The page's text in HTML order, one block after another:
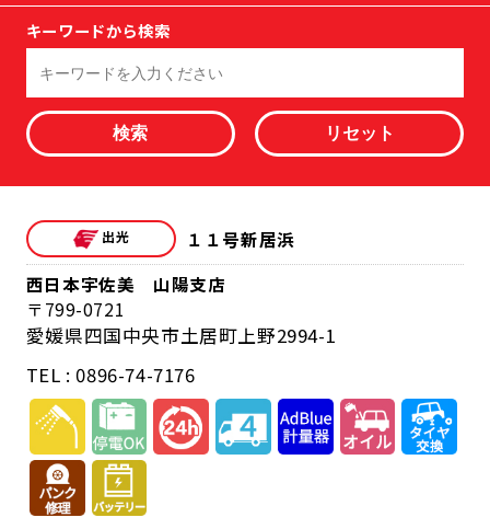
キーワードから検索
検索
１１号新居浜
西日本宇佐美 山陽支店
799-0721
愛媛県四国中央市土居町上野2994-1
TEL : 0896-74-7176